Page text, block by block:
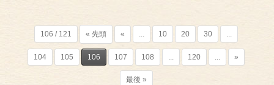
106 / 121 « 先頭 « ... 10 20 30 ...
104 105 106 107 108 ... 120 ... »
最後 »